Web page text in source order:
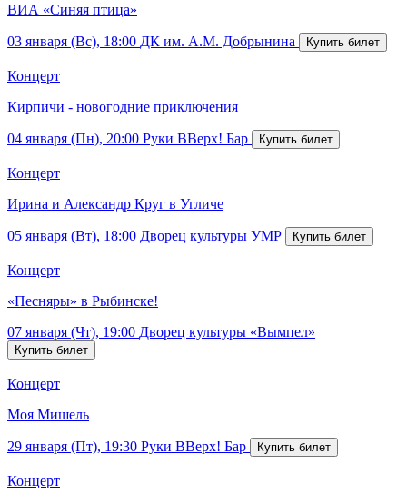
ВИА «Синяя птица»
03 января (Вс), 18:00 ДК им. А.М. Добрынина
Концерт
Кирпичи - новогодние приключения
04 января (Пн), 20:00 Руки ВВерх! Бар
Концерт
Ирина и Александр Круг в Угличе
05 января (Вт), 18:00 Дворец культуры УМР
Концерт
«Песняры» в Рыбинске!
07 января (Чт), 19:00 Дворец культуры «Вымпел»
Концерт
Моя Мишель
29 января (Пт), 19:30 Руки ВВерх! Бар
Концерт